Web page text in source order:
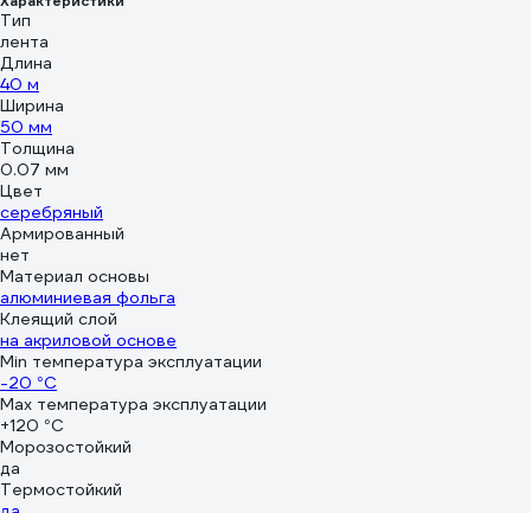
Тип
лента
Длина
40 м
Ширина
50 мм
Толщина
0.07 мм
Цвет
серебряный
Армированный
нет
Материал основы
алюминиевая фольга
Клеящий слой
на акриловой основе
Min температура эксплуатации
-20 °С
Max температура эксплуатации
+120 °С
Морозостойкий
да
Термостойкий